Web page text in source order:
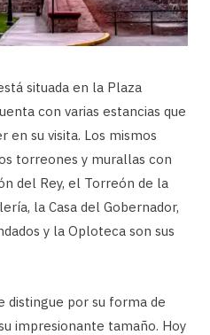
situada en la Plaza
con varias estancias que
en su visita. Los mismos
torreones y murallas con
del Rey, el Torreón de la
la Casa del Gobernador,
y la Oploteca son sus
distingue por su forma de
impresionante tamaño. Hoy